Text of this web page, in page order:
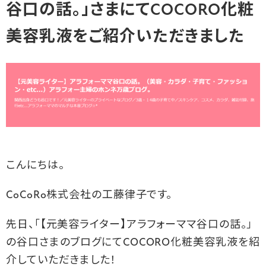
谷口の話。」さまにてCOCORO化粧
美容乳液をご紹介いただきました
こんにちは。
CoCoRo株式会社の工藤律子です。
先日、「【元美容ライター】アラフォーママ谷口の話。」
の谷口さまのブログにてCOCORO化粧美容乳液を紹
介していただきました！